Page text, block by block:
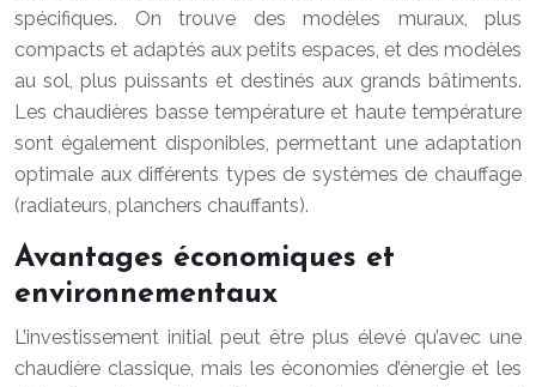
spécifiques. On trouve des modèles muraux, plus
compacts et adaptés aux petits espaces, et des modèles
au sol, plus puissants et destinés aux grands bâtiments.
Les chaudières basse température et haute température
sont également disponibles, permettant une adaptation
optimale aux différents types de systèmes de chauffage
(radiateurs, planchers chauffants).
Avantages économiques et
environnementaux
L’investissement initial peut être plus élevé qu’avec une
chaudière classique, mais les économies d’énergie et les